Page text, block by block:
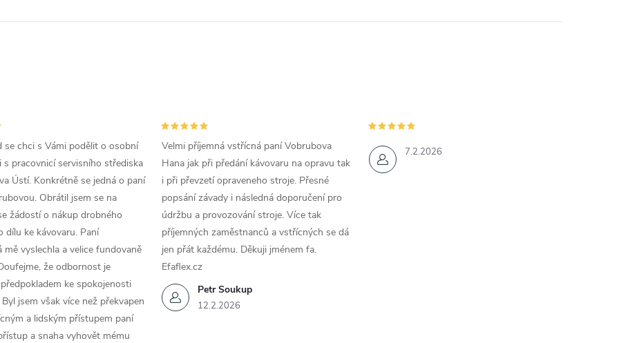
se chci s Vámi podělit o osobní
s pracovnicí servisního střediska
Ústí. Konkrétně se jedná o paní
Obrátil jsem se na
žádostí o nákup drobného
dílu ke kávovaru. Paní
mě vyslechla a velice fundovaně
že odbornost je
ke spokojenosti
jsem však více než překvapen
a lidským přístupem paní
a snaha vyhovět mému
Petr Soukup
12.2.2026
Velmi příjemná vstřícná paní Vobrubova
Hana jak při předání kávovaru na opravu tak
i při převzetí opraveneho stroje. Přesné
popsání závady i následná doporučení pro
údržbu a provozování stroje. Více tak
příjemných zaměstnanců a vstřícných se dá
jen přát každému. Děkuji jménem fa.
Efaflex.cz
7.2.2026